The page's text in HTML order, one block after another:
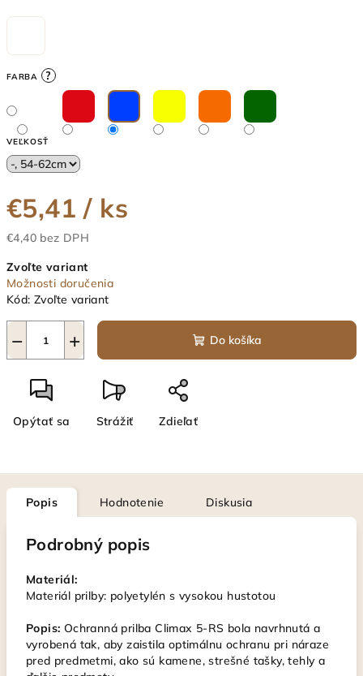
FARBA ?
VEĽKOSŤ
€5,41/ ks
€4,40 bez DPH
cena:
Zvoľte variant
Možnosti doručenia
Kód: Zvoľte variant
+
− Do košíka
Opýtať sa Strážiť Zdieľať
Popis Hodnotenie Diskusia
Podrobný popis
Materiál:
Materiál prilby: polyetylén s vysokou hustotou
Popis: Ochranná prilba Climax 5-RS bola navrhnutá a
vyrobená tak, aby zaistila optimálnu ochranu pri náraze
pred predmetmi, ako sú kamene, strešné tašky, tehly a